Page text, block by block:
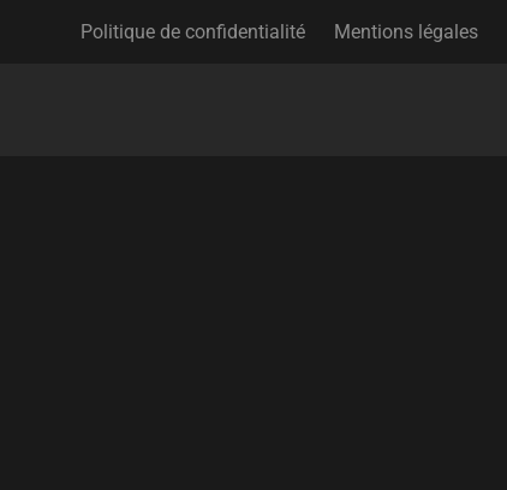
Politique de confidentialité Mentions légales